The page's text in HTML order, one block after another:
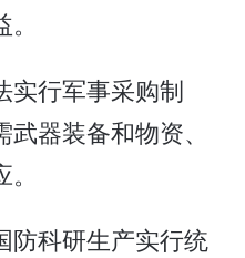
行军事采购制
器装备和物资、
科研生产实行统